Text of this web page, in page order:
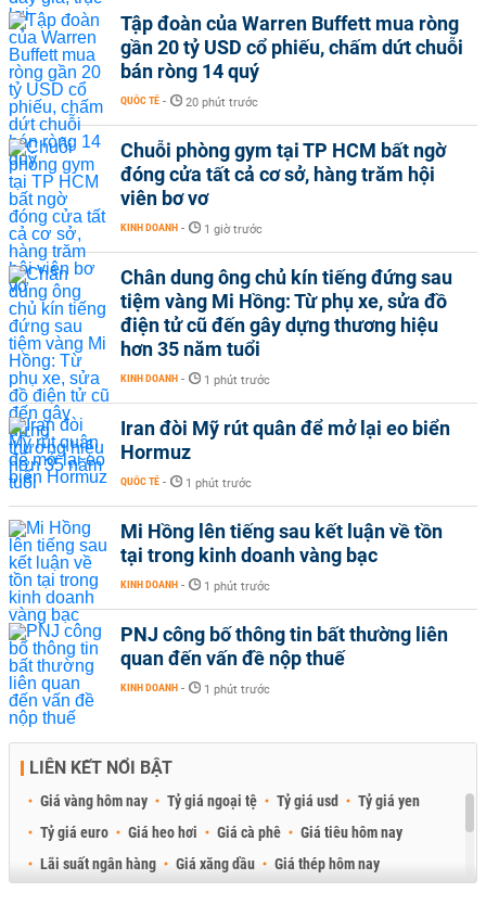
Tập đoàn của Warren Buffett mua ròng
gần 20 tỷ USD cổ phiếu, chấm dứt chuỗi
bán ròng 14 quý
QUỐC TẾ - 20 phút trước
Chuỗi phòng gym tại TP HCM bất ngờ
đóng cửa tất cả cơ sở, hàng trăm hội
viên bơ vơ
KINH DOANH - 1 giờ trước
Chân dung ông chủ kín tiếng đứng sau
tiệm vàng Mi Hồng: Từ phụ xe, sửa đồ
điện tử cũ đến gây dựng thương hiệu
hơn 35 năm tuổi
KINH DOANH - 1 phút trước
Iran đòi Mỹ rút quân để mở lại eo biển
Hormuz
QUỐC TẾ - 1 phút trước
Mi Hồng lên tiếng sau kết luận về tồn
tại trong kinh doanh vàng bạc
KINH DOANH - 1 phút trước
PNJ công bố thông tin bất thường liên
quan đến vấn đề nộp thuế
KINH DOANH - 1 phút trước
LIÊN KẾT NỔI BẬT
Giá vàng hôm nay Tỷ giá ngoại tệ Tỷ giá usd
Tỷ giá yen
Tỷ giá euro
Giá heo hơi Giá cà phê
Giá tiêu hôm nay
Lãi suất ngân hàng
Giá xăng dầu
Giá thép hôm nay